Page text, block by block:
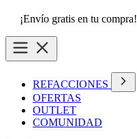
¡Envío gratis en tu compra!
REFACCIONES
OFERTAS
OUTLET
COMUNIDAD